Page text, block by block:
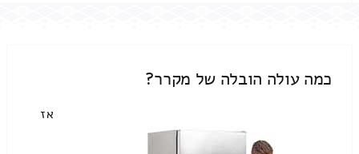
כמה עולה הובלה של מקרר?
אז